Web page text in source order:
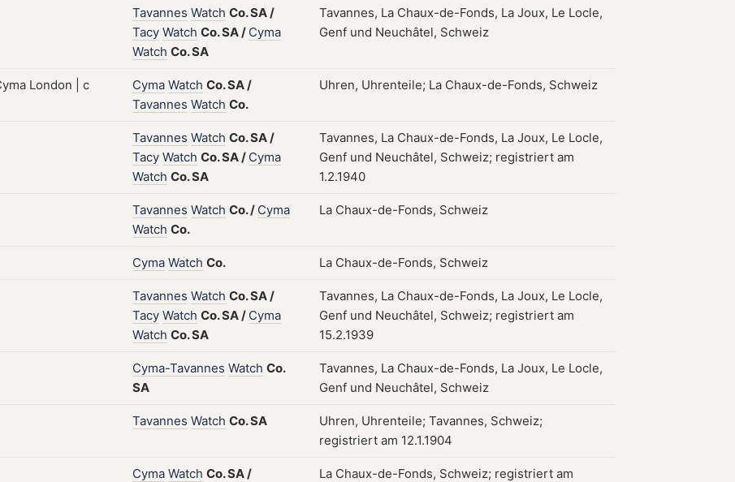
Tavannes Watch Co.SA/
Tacy Watch Co.SA/ Cyma
Watch Co.SA
Tavannes, La Chaux-de-Fonds, La Joux, Le Locle,
Genf und Neuchâtel, Schweiz
Cyma Watch Co.SA/
Tavannes Watch Co.
Uhren, Uhrenteile; La Chaux-de-Fonds, Schweiz
Tavannes Watch Co.SA/
Tacy Watch Co.SA/ Cyma
Watch Co.SA
Tavannes, La Chaux-de-Fonds, La Joux, Le Locle,
Genf und Neuchâtel, Schweiz; registriert am
1.2.1940
Tavannes Watch Co./ Cyma
Watch Co.
La Chaux-de-Fonds, Schweiz
Cyma Watch Co. La Chaux-de-Fonds, Schweiz
Tavannes Watch Co.SA/
Tacy Watch Co.SA/ Cyma
Watch Co.SA
Tavannes, La Chaux-de-Fonds, La Joux, Le Locle,
Genf und Neuchâtel, Schweiz; registriert am
15.2.1939
Cyma-Tavannes Watch Co.
SA
Tavannes, La Chaux-de-Fonds, La Joux, Le Locle,
Genf und Neuchâtel, Schweiz
Tavannes Watch Co.SA
Uhren, Uhrenteile; Tavannes, Schweiz;
registriert am 12.1.1904
Cyma Watch Co.SA/
La Chaux-de-Fonds, Schweiz; registriert am